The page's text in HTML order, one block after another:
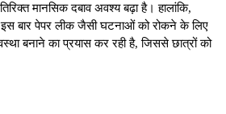
मानसिक दबाव अवश्य बढ़ा है। हालांकि,
इस बार पेपर लीक जैसी घटनाओं को रोकने के लिए
बनाने का प्रयास कर रही है, जिससे छात्रों को